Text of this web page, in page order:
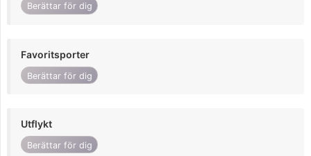
Berättar för dig
Favoritsporter
Berättar för dig
Utflykt
Berättar för dig